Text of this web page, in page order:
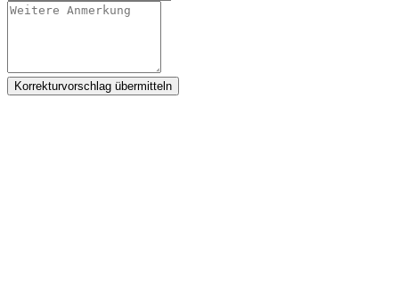
Korrekturvorschlag übermitteln